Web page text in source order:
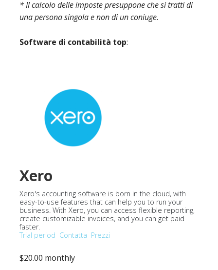
* Il calcolo delle imposte presuppone che si tratti di
una persona singola e non di un coniuge.
Software di contabilità top:
Xero
Xero's accounting software is born in the cloud, with
easy-to-use features that can help you to run your
business. With Xero, you can access flexible reporting,
create customizable invoices, and you can get paid
faster.
Trial period Contatta Prezzi
$20.00 monthly